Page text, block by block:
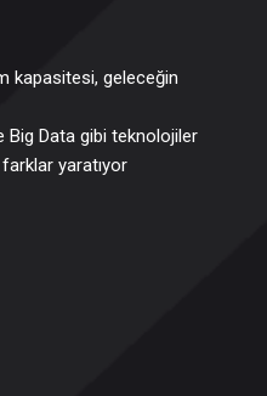
kapasitesi, geleceğin
Big Data gibi teknolojiler
yaratıyor